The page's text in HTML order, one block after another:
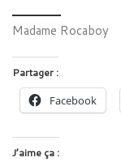
Madame Rocaboy
Partager :
Facebook
J’aime ça :